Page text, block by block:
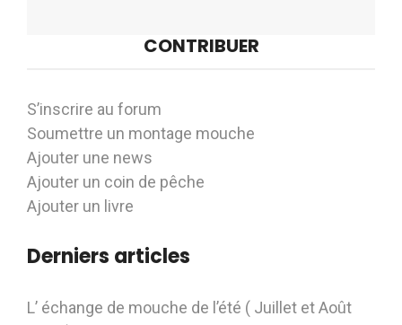
CONTRIBUER
S’inscrire au forum
Soumettre un montage mouche
Ajouter une news
Ajouter un coin de pêche
Ajouter un livre
Derniers articles
L’ échange de mouche de l’été ( Juillet et Août